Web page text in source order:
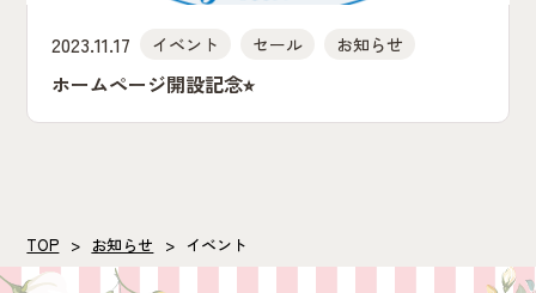
2023.11.17 イベント セール お知らせ
ホームページ開設記念⭐︎
TOP お知らせ イベント